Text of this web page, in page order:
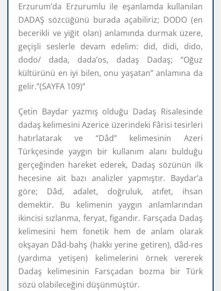
Erzurum’da Erzurumlu ile eşanlamda kullanılan
DADAŞ sözcüğünü burada açabiliriz; DODO (en
becerikli ve yiğit olan) anlamında durmak üzere,
geçişli seslerle devam edelim: did, didi, dido,
dodo/ dada, dada’os, dadaş Dadaş; “Oğuz
kültürünü en iyi bilen, onu yaşatan” anlamına da
gelir.”(SAYFA 109)”
Çetin Baydar yazmış olduğu Dadaş Risalesinde
dadaş kelimesini Azerice üzerindeki Fârisi tesirleri
hatırlatarak ve “Dâd” kelimesinin Azeri
Türkçesinde yaygın bir kullanım alanı bulduğu
gerçeğinden hareket ederek, Dadaş sözünün ilk
hecesine ait bazı analizler yapmıştır. Baydar’a
göre; Dâd, adalet, doğruluk, atıfet, ihsan
demektir. Bu kelimenin yaygın anlamlarından
ikincisi sızlanma, feryat, figandır. Farsçada Dadaş
kelimesini hem fonetik hem de anlam olarak
okşayan Dâd-bahş (hakkı yerine getiren), dâd-res
(yardıma yetişen) kelimelerini örnek vererek
Dadaş kelimesinin Farsçadan bozma bir Türk
sözü olabileceğini düşünmüştür.